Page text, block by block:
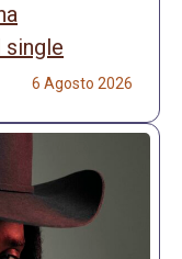
single
6 Agosto 2026